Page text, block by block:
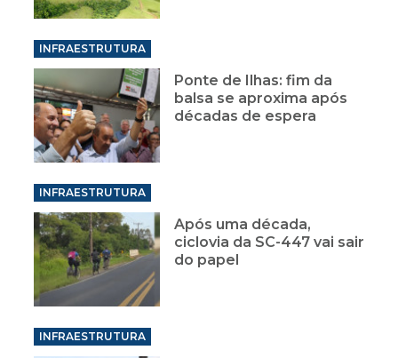
INFRAESTRUTURA
Ponte de Ilhas: fim da
balsa se aproxima após
décadas de espera
INFRAESTRUTURA
Após uma década,
ciclovia da SC-447 vai sair
do papel
INFRAESTRUTURA